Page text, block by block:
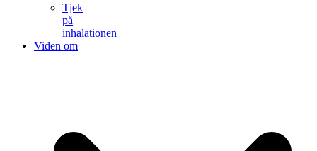
Tjek
på
inhalationen
Viden om